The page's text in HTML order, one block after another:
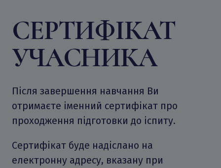
СЕРТИФІКАТ
УЧАСНИКА
Після завершення навчання Ви
отримаєте іменний сертифікат про
проходження підготовки до іспиту.
Сертифікат буде надіслано на
електронну адресу, вказану при